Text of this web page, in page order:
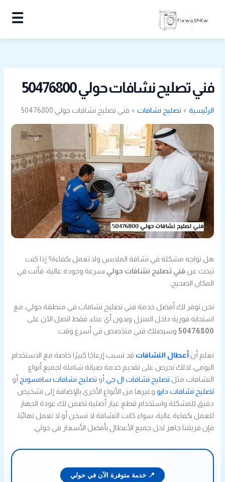
☰
فني تصليح نشافات حولي 50476800
الرئيسية تصليح نشافات فني تصليح نشافات حولي 50476800
هل تواجه مشكلة في نشافة الملابس ولا تعمل بكفاءة؟ إذا كنت
تبحث عن فني تصليح نشافات حولي بسرعة وجودة عالية، فأنت في
المكان الصحيح.
نحن نوفر لك أفضل خدمة فني تصليح نشافات في منطقة حولي، مع
استجابة فورية داخل المنزل وبدون أي عناء، فقط اتصل الآن على
50476800 وسيصلك فني متخصص في أسرع وقت.
نعلم أن أعطال النشافات قد تسبب إزعاجًا كبيرًا خاصة مع الاستخدام
اليومي، لذلك نحرص على تقديم خدمة صيانة شاملة لجميع أنواع
النشافات مثل تصليح نشافات ال جي أو تصليح نشافات سامسونج أو
تصليح نشافات دايو وغيرها من الأنواع الأخرى بالإضافة إلى تشخيص
دقيق للمشكلة واستخدام قطع غيار أصلية تضمن لك عودة الجهاز
للعمل بكفاءة عالية، سواء كانت النشافة لا تسخن أو لا تعمل نهائيًا،
فإن فريقنا جاهز لحل جميع الأعطال بأفضل الأسعار في حولي.
📍 خدمة متوفرة الآن في حولي